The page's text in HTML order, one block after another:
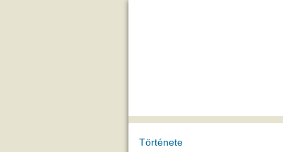
Története